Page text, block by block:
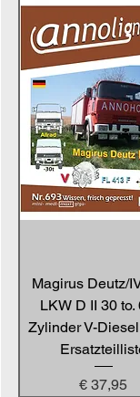
Magirus Deutz/
LKW D II 30 to.
Zylinder V-
Preis
€ 37,95